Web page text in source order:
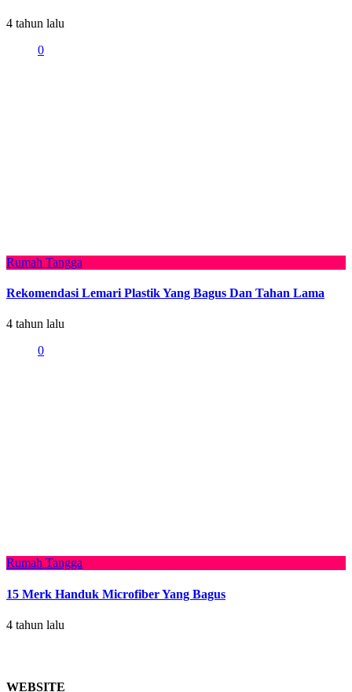
4 tahun lalu
0
Rumah Tangga
Rekomendasi Lemari Plastik Yang Bagus Dan Tahan Lama
4 tahun lalu
0
Rumah Tangga
15 Merk Handuk Microfiber Yang Bagus
4 tahun lalu
WEBSITE